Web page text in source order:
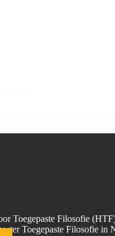
Toegepaste Filosofie
Toegepaste Filosofie in